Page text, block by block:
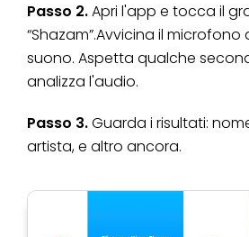
Passo 2.Apri l'app e tocca il
“Shazam”.Avvicina il
suono. Aspetta qualche
analizza l'audio.
Passo 3.Guarda i risultati:
artista, e altro ancora.